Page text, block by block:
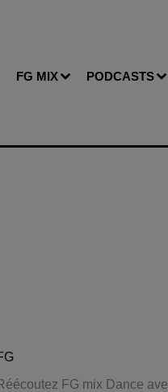
FG MIX PODCASTS
FG mix Dance